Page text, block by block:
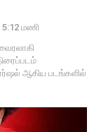
5:12 மணி
ஆகிய படங்களில்